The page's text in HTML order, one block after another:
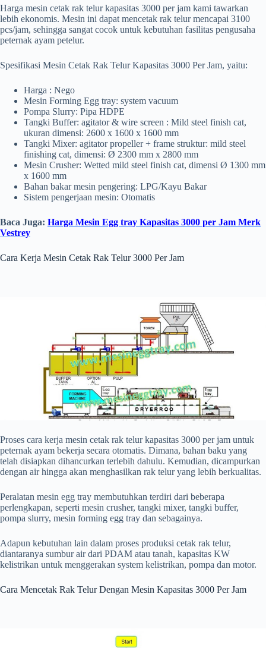
Harga mesin cetak rak telur kapasitas 3000 per jam kami tawarkan
lebih ekonomis. Mesin ini dapat mencetak rak telur mencapai 3100
pcs/jam, sehingga sangat cocok untuk kebutuhan fasilitas pengusaha
peternak ayam petelur.
Spesifikasi Mesin Cetak Rak Telur Kapasitas 3000 Per Jam, yaitu:
Harga : Nego
Mesin Forming Egg tray: system vacuum
Pompa Slurry: Pipa HDPE
Tangki Buffer: agitator & wire screen : Mild steel finish cat,
ukuran dimensi: 2600 x 1600 x 1600 mm
Tangki Mixer: agitator propeller + frame struktur: mild steel
finishing cat, dimensi: Ø 2300 mm x 2800 mm
Mesin Crusher: Wetted mild steel finish cat, dimensi Ø 1300 mm
x 1600 mm
Bahan bakar mesin pengering: LPG/Kayu Bakar
Sistem pengerjaan mesin: Otomatis
Baca Juga: Harga Mesin Egg tray Kapasitas 3000 per Jam Merk
Vestrey
Cara Kerja Mesin Cetak Rak Telur 3000 Per Jam
Proses cara kerja mesin cetak rak telur kapasitas 3000 per jam untuk
peternak ayam bekerja secara otomatis. Dimana, bahan baku yang
telah disiapkan dihancurkan terlebih dahulu. Kemudian, dicampurkan
dengan air hingga akan menghasilkan rak telur yang lebih berkualitas.
Peralatan mesin egg tray membutuhkan terdiri dari beberapa
perlengkapan, seperti mesin crusher, tangki mixer, tangki buffer,
pompa slurry, mesin forming egg tray dan sebagainya.
Adapun kebutuhan lain dalam proses produksi cetak rak telur,
diantaranya sumbur air dari PDAM atau tanah, kapasitas KW
kelistrikan untuk menggerakan system kelistrikan, pompa dan motor.
Cara Mencetak Rak Telur Dengan Mesin Kapasitas 3000 Per Jam